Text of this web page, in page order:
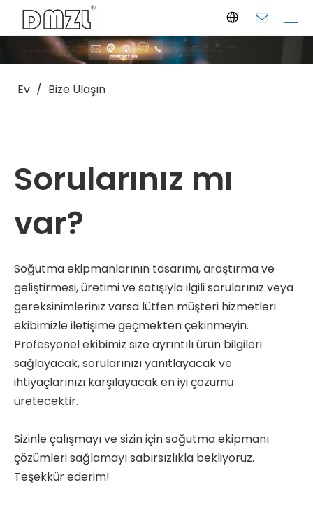
Ev / Bize Ulaşın
Sorularınız mı
var?
Soğutma ekipmanlarının tasarımı, araştırma ve
geliştirmesi, üretimi ve satışıyla ilgili sorularınız veya
gereksinimleriniz varsa lütfen müşteri hizmetleri
ekibimizle iletişime geçmekten çekinmeyin.
Profesyonel ekibimiz size ayrıntılı ürün bilgileri
sağlayacak, sorularınızı yanıtlayacak ve
ihtiyaçlarınızı karşılayacak en iyi çözümü
üretecektir.
Sizinle çalışmayı ve sizin için soğutma ekipmanı
çözümleri sağlamayı sabırsızlıkla bekliyoruz.
Teşekkür ederim!